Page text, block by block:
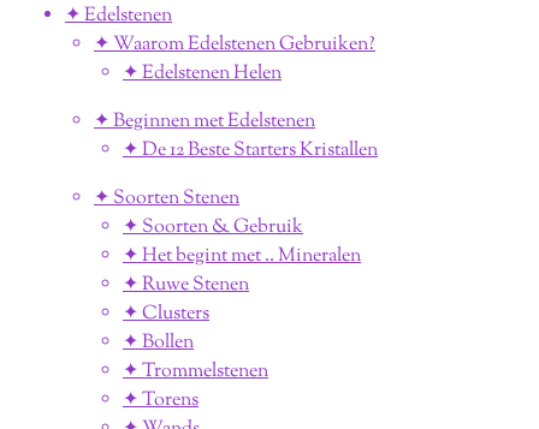
✦ Edelstenen
✦ Waarom Edelstenen Gebruiken?
✦ Edelstenen Helen
✦ Beginnen met Edelstenen
✦ De 12 Beste Starters Kristallen
✦ Soorten Stenen
✦ Soorten & Gebruik
✦ Het begint met .. Mineralen
✦ Ruwe Stenen
✦ Clusters
✦ Bollen
✦ Trommelstenen
✦ Torens